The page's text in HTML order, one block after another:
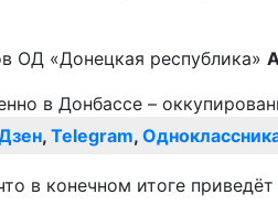
ОД «Донецкая республика»
, Telegram,
в конечном итоге